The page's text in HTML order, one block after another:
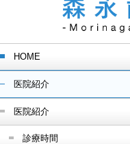
HOME
医院紹介
医院紹介
診療時間